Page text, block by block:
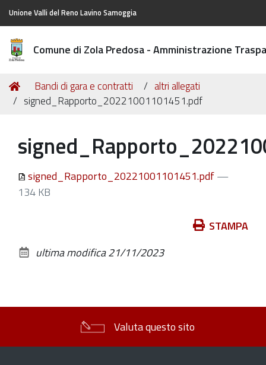
Unione Valli del Reno Lavino Samoggia
Comune di Zola Predosa - Amministrazione
Tu
sei
Home
Bandi di gara e contratti
altri allegati
signed_Rapporto_20221001101451.pdf
signed_Rapporto_20221001101451.pdf—
134 KB
documento
STAMPA
ultima modifica21/11/2023
Valuta questo sito